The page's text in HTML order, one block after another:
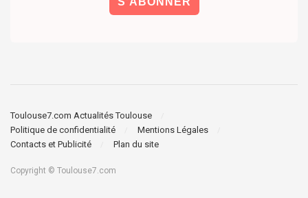
Toulouse7.com Actualités Toulouse
Politique de confidentialité
Mentions Légales
Contacts et Publicité
Plan du site
Copyright © Toulouse7.com